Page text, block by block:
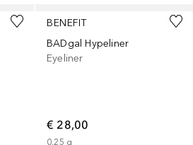
BENEFIT
BADgal Hypeliner
Eyeliner
€ 28,00
0.25 g